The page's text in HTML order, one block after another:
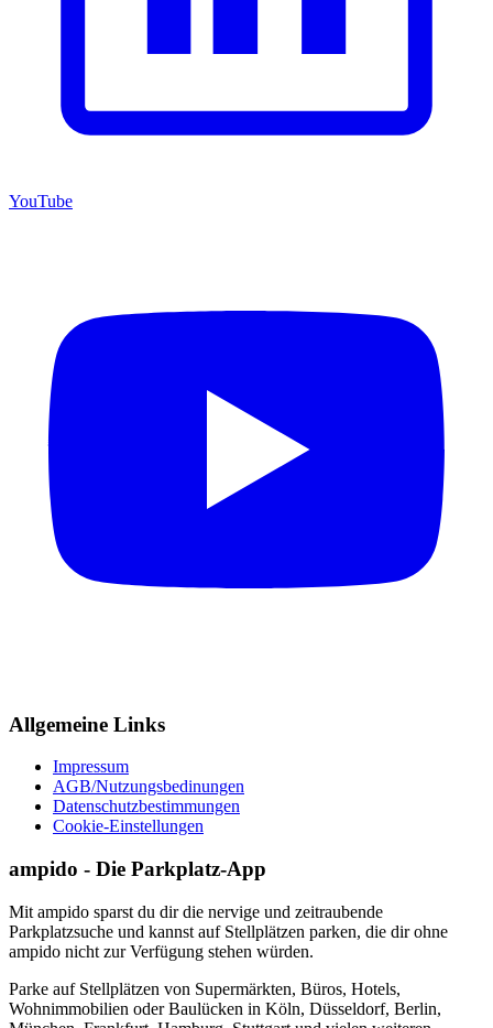
YouTube
Allgemeine Links
Impressum
AGB/Nutzungsbedinungen
Datenschutzbestimmungen
Cookie-Einstellungen
ampido - Die Parkplatz-App
Mit ampido sparst du dir die nervige und zeitraubende
Parkplatzsuche und kannst auf Stellplätzen parken, die dir ohne
ampido nicht zur Verfügung stehen würden.
Parke auf Stellplätzen von Supermärkten, Büros, Hotels,
Wohnimmobilien oder Baulücken in Köln, Düsseldorf, Berlin,